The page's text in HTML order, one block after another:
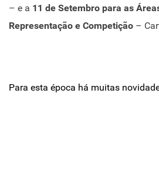
– e a 11 de Setembro para as
Representação e Competição –
Para esta época há muitas